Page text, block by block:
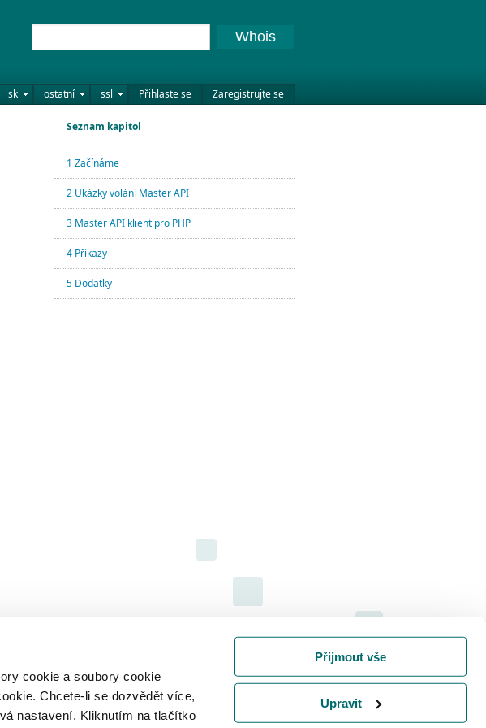
cookie a soubory cookie
Chcete-li se dozvědět více,
nastavení. Kliknutím na tlačítko
Přijmout vše
Upravit
sk ostatní ssl Přihlaste se Zaregistrujte se
Whois
Seznam kapitol
1 Začínáme
2 Ukázky volání Master API
3 Master API klient pro PHP
4 Příkazy
5 Dodatky